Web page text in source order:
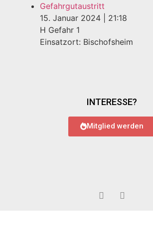
Gefahrgutaustritt
15. Januar 2024
21:18
H Gefahr 1
Einsatzort: Bischofsheim
INTERESSE?
Mitglied werden